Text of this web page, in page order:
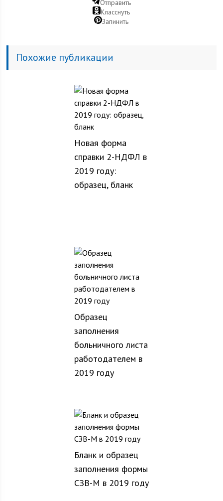
Отправить
Класснуть
Запинить
Похожие публикации
Новая форма
справки 2-НДФЛ в
2019 году:
образец, бланк
Образец
заполнения
больничного листа
работодателем в
2019 году
Бланк и образец
заполнения формы
СЗВ-М в 2019 году